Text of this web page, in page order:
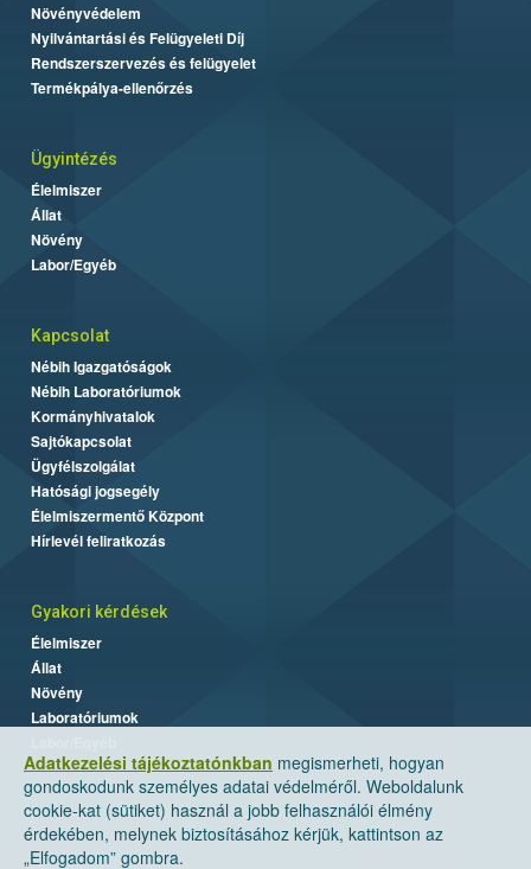
Adatkezelési tájékoztatónkban megismerheti, hogyan
gondoskodunk személyes adatai védelméről. Weboldalunk
cookie-kat (sütiket) használ a jobb felhasználói élmény
érdekében, melynek biztosításához kérjük, kattintson az
„Elfogadom” gombra.
Növényvédelem
Nyilvántartási és Felügyeleti Díj
Rendszerszervezés és felügyelet
Termékpálya-ellenőrzés
Ügyintézés
Élelmiszer
Állat
Növény
Labor/Egyéb
Kapcsolat
Nébih Igazgatóságok
Nébih Laboratóriumok
Kormányhivatalok
Sajtókapcsolat
Ügyfélszolgálat
Hatósági jogsegély
Élelmiszermentő Központ
Hírlevél feliratkozás
Gyakori kérdések
Élelmiszer
Állat
Növény
Laboratóriumok